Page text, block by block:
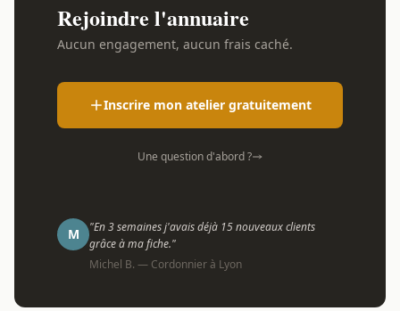
Rejoindre l'annuaire
Aucun engagement, aucun frais caché.
Inscrire mon atelier gratuitement
Une question d'abord ?
M
"En 3 semaines j'avais déjà 15 nouveaux clients
grâce à ma fiche."
Michel B. — Cordonnier à Lyon